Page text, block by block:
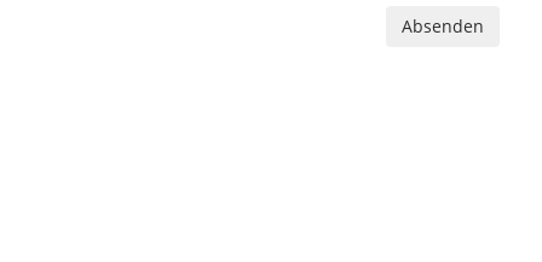
Absenden